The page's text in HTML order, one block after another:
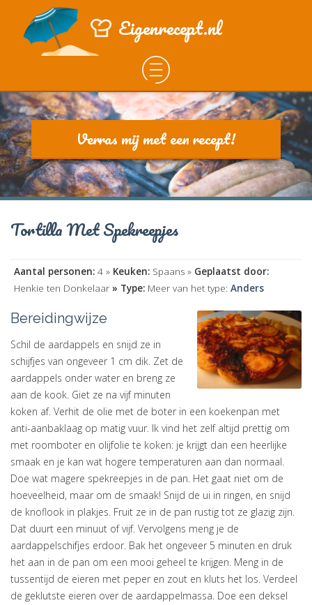
Eigenrecept.nl
Verras mij met een recept!
Tortilla Met Spekreepjes
Aantal personen: 4 » Keuken: Spaans » Geplaatst door:
Henkie ten Donkelaar » Type: Meer van het type: Anders
Bereidingwijze
Schil de aardappels en snijd ze in
schijfjes van ongeveer 1 cm dik. Zet de
aardappels onder water en breng ze
aan de kook. Giet ze na vijf minuten
koken af. Verhit de olie met de boter in een koekenpan met
anti-aanbaklaag op matig vuur. Ik vind het zelf altijd prettig om
met roomboter en olijfolie te koken: je krijgt dan een heerlijke
smaak en je kan wat hogere temperaturen aan dan normaal.
Doe wat magere spekreepjes in de pan. Het gaat niet om de
hoeveelheid, maar om de smaak! Snijd de ui in ringen, en snijd
de knoflook in plakjes. Fruit ze in de pan rustig tot ze glazig zijn.
Dat duurt een minuut of vijf. Vervolgens meng je de
aardappelschifjes erdoor. Bak het ongeveer 5 minuten en druk
het aan in de pan om een mooi geheel te krijgen. Meng in de
tussentijd de eieren met peper en zout en kluts het los. Verdeel
de geklutste eieren over de aardappelmassa. Doe een deksel